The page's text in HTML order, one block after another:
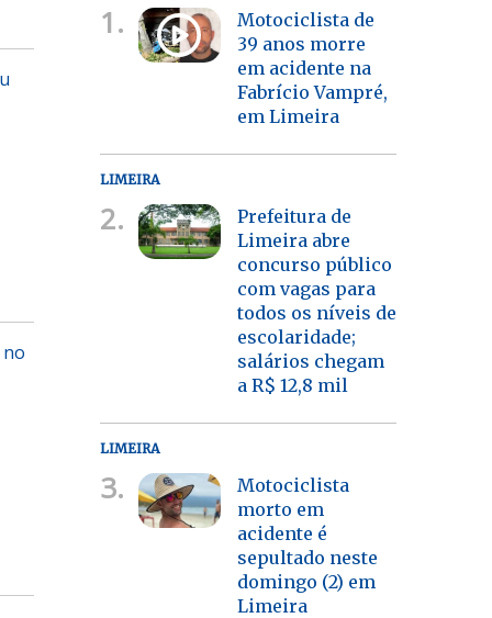
1.
Motociclista de
39 anos morre
em acidente na
Fabrício Vampré,
em Limeira
LIMEIRA
2.
Prefeitura de
Limeira abre
concurso público
com vagas para
todos os níveis de
escolaridade;
salários chegam
a R$ 12,8 mil
LIMEIRA
3.
Motociclista
morto em
acidente é
sepultado neste
domingo (2) em
Limeira